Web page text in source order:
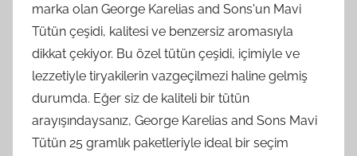
marka olan George Karelias and Sons'un Mavi
Tütün çeşidi, kalitesi ve benzersiz aromasıyla
dikkat çekiyor. Bu özel tütün çeşidi, içimiyle ve
lezzetiyle tiryakilerin vazgeçilmezi haline gelmiş
durumda. Eğer siz de kaliteli bir tütün
arayışındaysanız, George Karelias and Sons Mavi
Tütün 25 gramlık paketleriyle ideal bir seçim